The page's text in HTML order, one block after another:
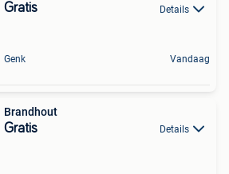
Gratis Details
Genk Vandaag
Brandhout
Gratis Details